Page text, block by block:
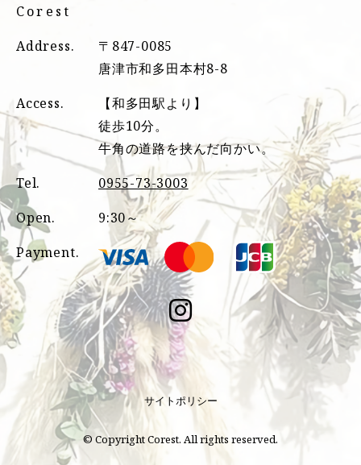
Corest
Address.
〒847-0085
唐津市和多田本村8-8
Access.
【和多田駅より】
徒歩10分。
牛角の道路を挟んだ向かい。
Tel.
0955-73-3003
Open.
9:30～
Payment.
サイトポリシー
© Copyright Corest. All rights reserved.